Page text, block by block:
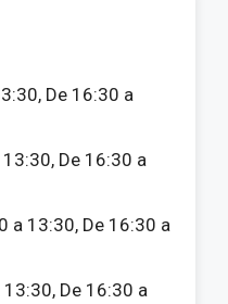
De 16:30 a
De 16:30 a
a 13:30, De 16:30 a
13:30, De 16:30 a